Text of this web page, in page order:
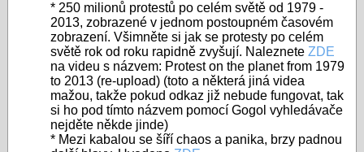
* 250 milionů protestů po celém světě od 1979 -
2013, zobrazené v jednom postoupném časovém
zobrazení. Všimněte si jak se protesty po celém
světě rok od roku rapidně zvyšují. Naleznete ZDE
na videu s názvem: Protest on the planet from 1979
to 2013 (re-upload) (toto a některá jiná videa
mažou, takže pokud odkaz již nebude fungovat, tak
si ho pod tímto názvem pomocí Gogol vyhledávače
nejděte někde jinde)
* Mezi kabalou se šíří chaos a panika, brzy padnou